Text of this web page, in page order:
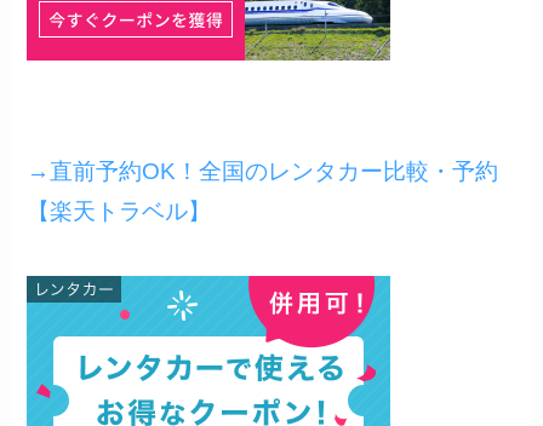
→直前予約OK！全国のレンタカー比較・予約
【楽天トラベル】